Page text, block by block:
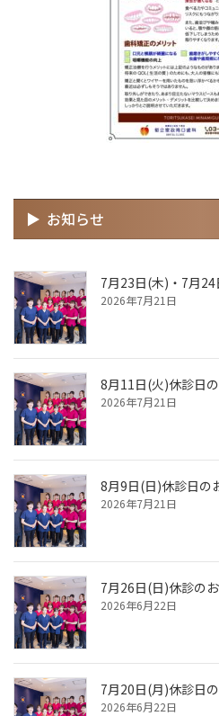
お知らせ
7月23日(木)・7月
2026年7月21日
8月11日(火)休診日
2026年7月21日
8月9日(日)休診日の
2026年7月21日
7月26日(日)休診の
2026年6月22日
7月20日(月)休診日
2026年6月22日